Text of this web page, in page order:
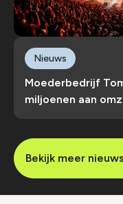
Moederbedrijf
miljoenen aan
Nieuws
Bekijk meer nieuws